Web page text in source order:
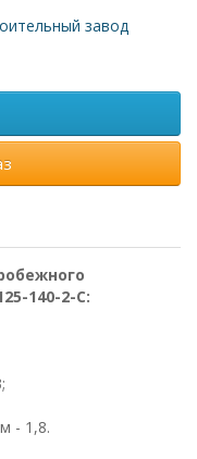
завод
140-2-С:
- 1,8.